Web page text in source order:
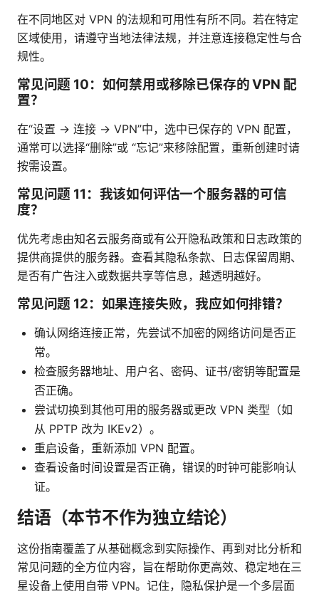
在不同地区对 VPN 的法规和可用性有所不同。若在特定
区域使用，请遵守当地法律法规，并注意连接稳定性与合
规性。
常见问题 10：如何禁用或移除已保存的 VPN 配
置？
在“设置 → 连接 → VPN”中，选中已保存的 VPN 配置，
通常可以选择“删除”或 “忘记”来移除配置，重新创建时请
按需设置。
常见问题 11：我该如何评估一个服务器的可信
度？
优先考虑由知名云服务商或有公开隐私政策和日志政策的
提供商提供的服务器。查看其隐私条款、日志保留周期、
是否有广告注入或数据共享等信息，越透明越好。
常见问题 12：如果连接失败，我应如何排错？
确认网络连接正常，先尝试不加密的网络访问是否正
常。
检查服务器地址、用户名、密码、证书/密钥等配置是
否正确。
尝试切换到其他可用的服务器或更改 VPN 类型（如
从 PPTP 改为 IKEv2）。
重启设备，重新添加 VPN 配置。
查看设备时间设置是否正确，错误的时钟可能影响认
证。
结语（本节不作为独立结论）
这份指南覆盖了从基础概念到实际操作、再到对比分析和
常见问题的全方位内容，旨在帮助你更高效、稳定地在三
星设备上使用自带 VPN。记住，隐私保护是一个多层面